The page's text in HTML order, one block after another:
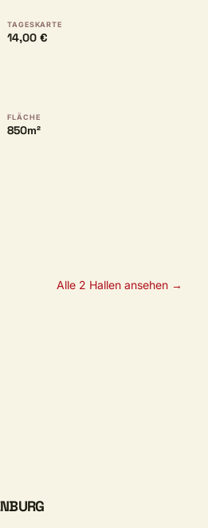
TAGESKARTE
14,00 €
FLÄCHE
850m²
Alle 2 Hallen ansehen →